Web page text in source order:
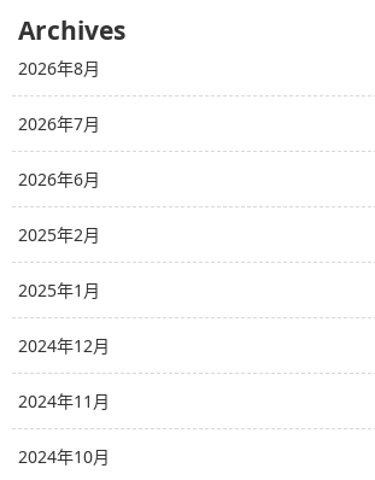
Archives
2026年8月
2026年7月
2026年6月
2025年2月
2025年1月
2024年12月
2024年11月
2024年10月